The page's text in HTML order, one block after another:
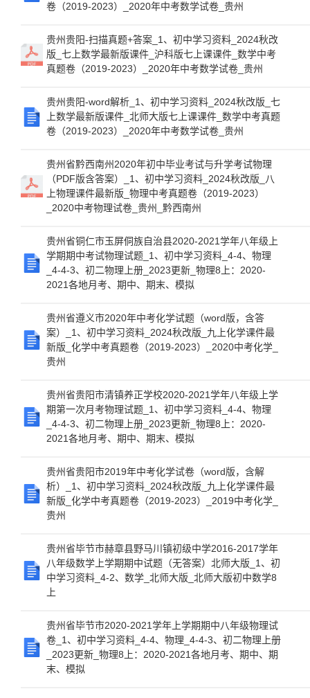
卷（2019-2023）_2020年中考数学试卷_贵州
贵州贵阳-扫描真题+答案_1、初中学习资料_2024秋改
版_七上数学最新版课件_沪科版七上课课件_数学中考
真题卷（2019-2023）_2020年中考数学试卷_贵州
贵州贵阳-word解析_1、初中学习资料_2024秋改版_七
上数学最新版课件_北师大版七上课课件_数学中考真题
卷（2019-2023）_2020年中考数学试卷_贵州
贵州省黔西南州2020年初中毕业考试与升学考试物理
（PDF版含答案）_1、初中学习资料_2024秋改版_八
上物理课件最新版_物理中考真题卷（2019-2023）
_2020中考物理试卷_贵州_黔西南州
贵州省铜仁市玉屏侗族自治县2020-2021学年八年级上
学期期中考试物理试题_1、初中学习资料_4-4、物理
_4-4-3、初二物理上册_2023更新_物理8上：2020-
2021各地月考、期中、期末、模拟
贵州省遵义市2020年中考化学试题（word版，含答
案）_1、初中学习资料_2024秋改版_九上化学课件最
新版_化学中考真题卷（2019-2023）_2020中考化学_
贵州
贵州省贵阳市清镇养正学校2020-2021学年八年级上学
期第一次月考物理试题_1、初中学习资料_4-4、物理
_4-4-3、初二物理上册_2023更新_物理8上：2020-
2021各地月考、期中、期末、模拟
贵州省贵阳市2019年中考化学试卷（word版，含解
析）_1、初中学习资料_2024秋改版_九上化学课件最
新版_化学中考真题卷（2019-2023）_2019中考化学_
贵州
贵州省毕节市赫章县野马川镇初级中学2016-2017学年
八年级数学上学期期中试题（无答案）北师大版_1、初
中学习资料_4-2、数学_北师大版_北师大版初中数学8
上
贵州省毕节市2020-2021学年上学期期中八年级物理试
卷_1、初中学习资料_4-4、物理_4-4-3、初二物理上册
_2023更新_物理8上：2020-2021各地月考、期中、期
末、模拟